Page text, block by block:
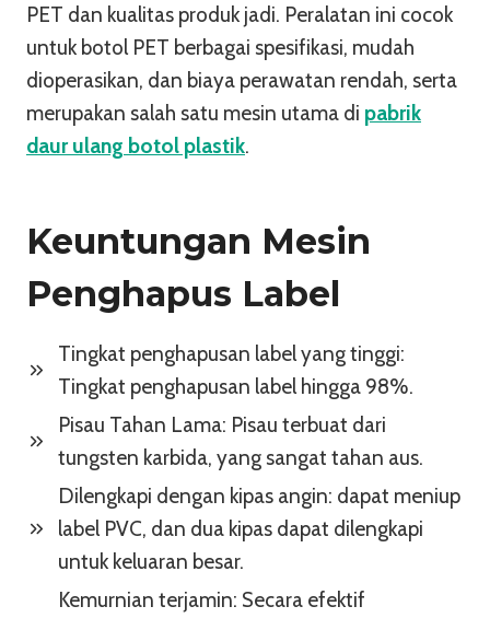
PET dan kualitas produk jadi. Peralatan ini cocok
untuk botol PET berbagai spesifikasi, mudah
dioperasikan, dan biaya perawatan rendah, serta
merupakan salah satu mesin utama di pabrik
daur ulang botol plastik.
Keuntungan Mesin
Penghapus Label
Tingkat penghapusan label yang tinggi:
Tingkat penghapusan label hingga 98%.
Pisau Tahan Lama: Pisau terbuat dari
tungsten karbida, yang sangat tahan aus.
Dilengkapi dengan kipas angin: dapat meniup
label PVC, dan dua kipas dapat dilengkapi
untuk keluaran besar.
Kemurnian terjamin: Secara efektif